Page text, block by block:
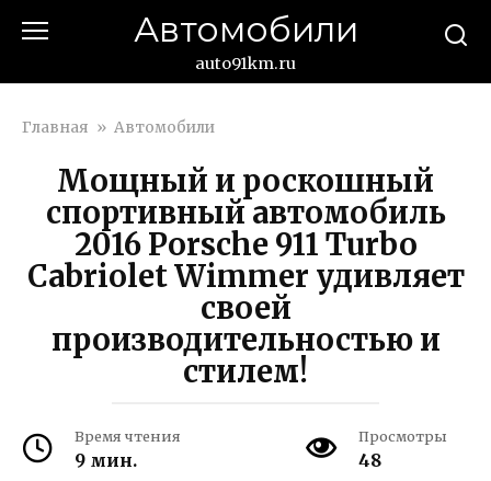
Автомобили
auto91km.ru
Главная » Автомобили
Мощный и роскошный
спортивный автомобиль
2016 Porsche 911 Turbo
Cabriolet Wimmer удивляет
своей
производительностью и
стилем!
Время чтения
9 мин.
Просмотры
48